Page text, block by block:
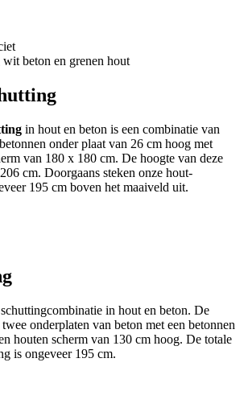
in hout en beton is een combinatie van
onder plaat van 26 cm hoog met
van 180 x 180 cm. De hoogte van deze
cm. Doorgaans steken onze hout-
195 cm boven het maaiveld uit.
in hout en beton. De
onderplaten van beton met een betonnen
houten scherm van 130 cm hoog. De totale
is ongeveer 195 cm.